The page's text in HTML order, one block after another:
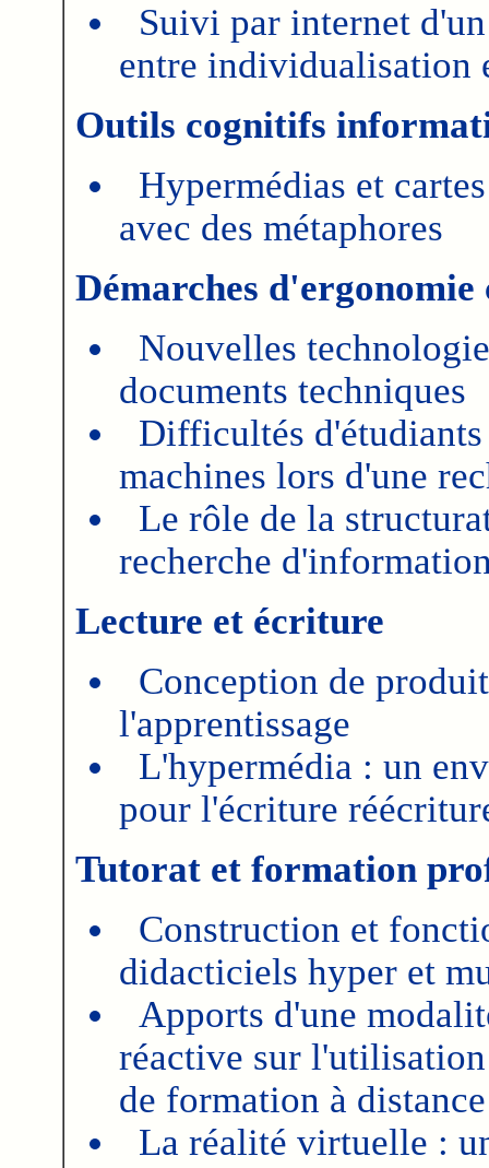
Suivi par internet
entre individualisation
Outils cognitifs
Hypermédias et
avec des métaphores
Démarches d'ergonomie
Nouvelles
documents techniques
Difficultés d'étudiants
machines lors d'une
Le rôle de la
recherche
Lecture et écriture
Conception de
l'apprentissage
L'hypermédia : un
pour l'écriture
Tutorat et formation
Construction et
didacticiels hyper et
Apports d'une
réactive sur l'utilisation
de formation à distance
La réalité virtuelle :